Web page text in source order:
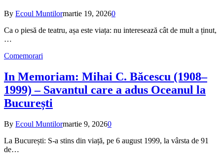
By Ecoul Muntilormartie 19, 20260
Ca o piesă de teatru, așa este viața: nu interesează cât de mult a ținut,
…
Comemorari
In Memoriam: Mihai C. Băcescu (1908–
1999) – Savantul care a adus Oceanul la
București
By Ecoul Muntilormartie 9, 20260
La București: S-a stins din viață, pe 6 august 1999, la vârsta de 91
de…